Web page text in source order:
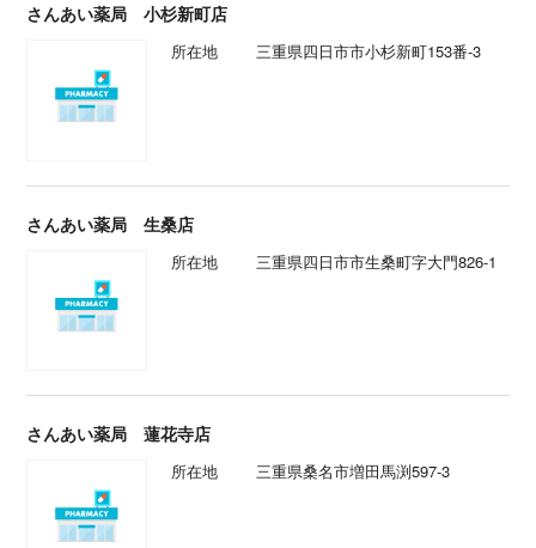
さんあい薬局 小杉新町店
所在地 三重県四日市市小杉新町153番-3
さんあい薬局 生桑店
所在地 三重県四日市市生桑町字大門826-1
さんあい薬局 蓮花寺店
所在地 三重県桑名市増田馬渕597-3